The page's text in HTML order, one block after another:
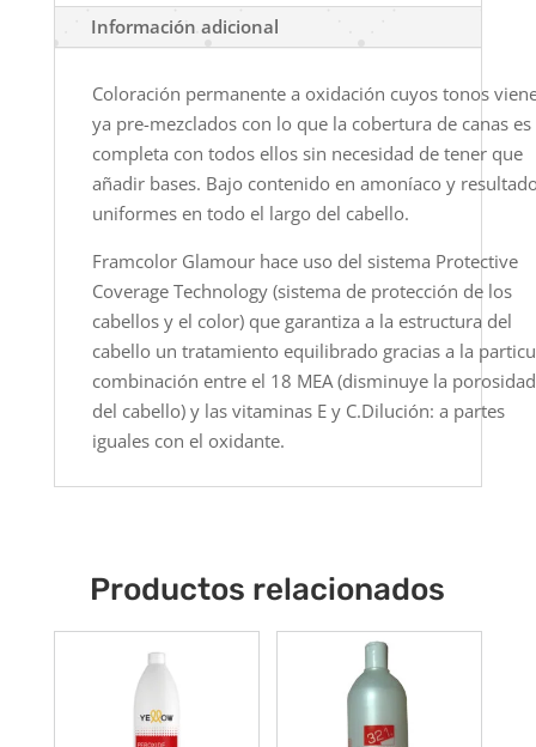
Información adicional
Coloración permanente a oxidación cuyos tonos
ya pre-mezclados con lo que la cobertura de canas es
completa con todos ellos sin necesidad de tener que
añadir bases. Bajo contenido en amoníaco y
uniformes en todo el largo del cabello.
Framcolor Glamour hace uso del sistema Protective
Coverage Technology (sistema de protección de los
cabellos y el color) que garantiza a la estructura del
cabello un tratamiento equilibrado gracias a la
combinación entre el 18 MEA (disminuye la porosidad
del cabello) y las vitaminas E y C.Dilución: a partes
iguales con el oxidante.
Productos relacionados